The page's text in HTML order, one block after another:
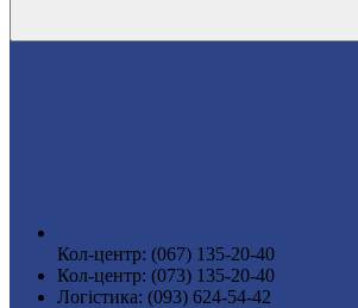
Кол-центр: (067) 135-20-40
Кол-центр: (073) 135-20-40
Логістика: (093) 624-54-42